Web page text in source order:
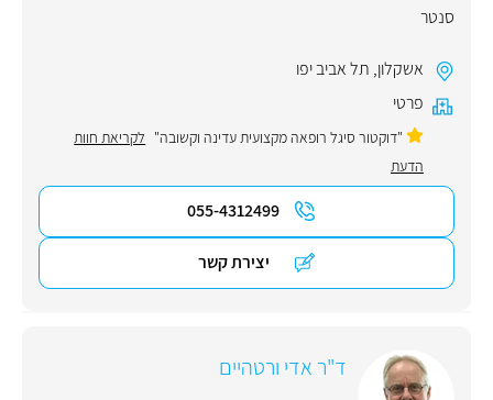
סנטר
אשקלון, תל אביב יפו
פרטי
"דוקטור סיגל רופאה מקצועית עדינה וקשובה" לקריאת חוות
הדעת
055-4312499
יצירת קשר
ד"ר אדי ורטהיים